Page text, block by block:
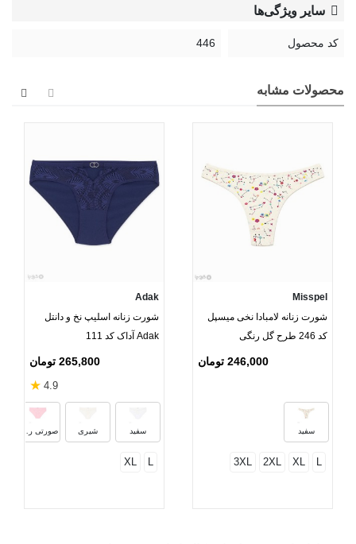
سایر ویژگی‌ها
کد محصول 446
محصولات مشابه
Misspel
شورت زنانه لامبادا نخی میسپل
کد 246 طرح گل رنگی
246,000 تومان
سفید
L
XL
2XL
3XL
Adak
شورت زنانه اسلیپ نخ و دانتل
Adak آداک کد 111
265,800 تومان
4.9
★
سفید شیری صورتی روشن
L
XL